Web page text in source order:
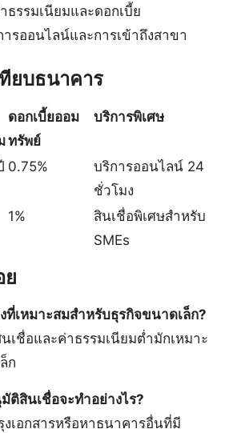
ธรรมเนียมและดอกเบี้ย
รออนไลน์และการเข้าถึงสาขา
ทียบธนาคาร
ดอกเบี้ยออม
ทรัพย์
บริการพิเศษ
0.75%
บริการออนไลน์ 24
ชั่วโมง
1%
สินเชื่อพิเศษสำหรับ
SMEs
ย
ที่เหมาะสมสำหรับธุรกิจขนาดเล็ก?
เชื่อและค่าธรรมเนียมต่ำมักเหมาะ
ก
ติสินเชื่อจะทำอย่างไร?
เอกสารหรือหาธนาคารอื่นที่มี